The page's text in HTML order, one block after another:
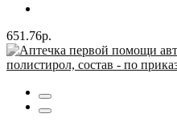
651.76р.